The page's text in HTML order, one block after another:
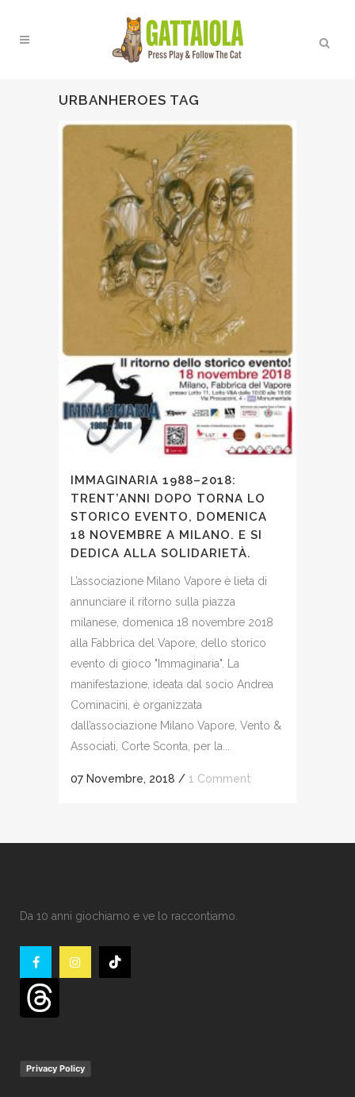
URBANHEROES TAG
IMMAGINARIA 1988–2018:
TRENT’ANNI DOPO TORNA LO
STORICO EVENTO, DOMENICA
18 NOVEMBRE A MILANO. E SI
DEDICA ALLA SOLIDARIETÀ.
L’associazione Milano Vapore è lieta di
annunciare il ritorno sulla piazza
milanese, domenica 18 novembre 2018
alla Fabbrica del Vapore, dello storico
evento di gioco "Immaginaria". La
manifestazione, ideata dal socio Andrea
Cominacini, è organizzata
dall’associazione Milano Vapore, Vento &
Associati, Corte Sconta, per la...
07 Novembre, 2018 / 1 Comment
Da 10 anni giochiamo e ve lo raccontiamo.
Privacy Policy